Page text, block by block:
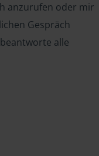
anzurufen oder mir
Gespräch
alle